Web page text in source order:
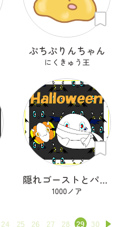
ぷちぷりんちゃん
にくきゅう王
隠れゴーストとパタカボチャ
1000ノア
24 25 26 27 28 29 30